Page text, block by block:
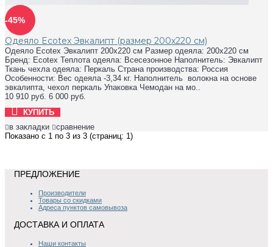
-45%
Одеяло Ecotex Эвкалипт (размер 200х220 см)
Одеяло Ecotex Эвкалипт 200х220 см Размер одеяла: 200х220 см
Бренд: Ecotex Теплота одеяла: Всесезонное Наполнитель: Эвкалипт
Ткань чехла одеяла: Перкаль Страна производства: Россия
Особенности: Вес одеяла -3,34 кг. Наполнитель волокна на основе
эвкалипта, чехол перкаль Упаковка Чемодан на мо..
10 910 руб. 6 000 руб.
КУПИТЬ
в закладки
сравнение
Показано с 1 по 3 из 3 (страниц: 1)
ПРЕДЛОЖЕНИЕ
Производители
Товары со скидками
Адреса пунктов самовывоза
ДОСТАВКА И ОПЛАТА
Наши контакты